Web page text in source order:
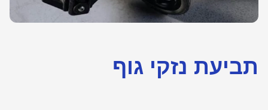
תביעת נזקי גוף